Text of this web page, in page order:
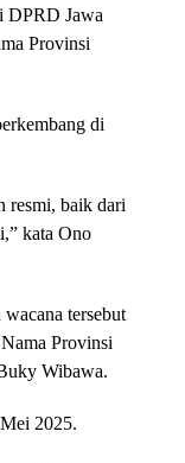
DPRD Jawa
Provinsi
di
resmi, baik dari
kata Ono
tersebut
Provinsi
Wibawa.
2025.